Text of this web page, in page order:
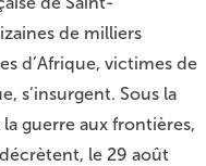
de milliers
d’Afrique, victimes de
s’insurgent. Sous la
guerre aux frontières,
le 29 août